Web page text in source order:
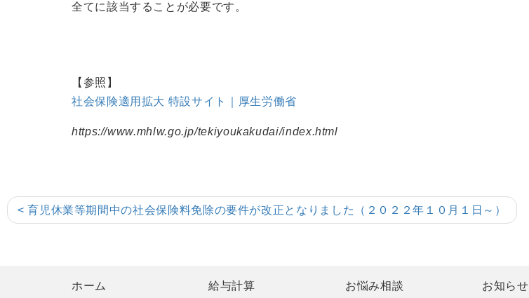
全てに該当することが必要です。
【参照】
社会保険適用拡大 特設サイト｜厚生労働省
https://www.mhlw.go.jp/tekiyoukakudai/index.html
< 育児休業等期間中の社会保険料免除の要件が改正となりました（２０２２年１０月１日～）
ホーム 給与計算 お悩み相談 お知らせ